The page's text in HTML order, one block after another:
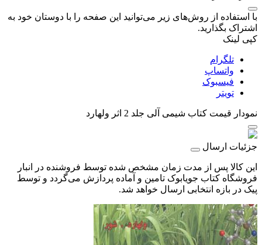
با استفاده از روش‌های زیر می‌توانید این صفحه را با دوستان خود به
اشتراک بگذارید.
کپی لینک
تلگرام
واتساپ
فیسبوک
تویتر
نمودار قیمت کتاب شیمی آلی جلد 2 اثر ولهارد
جزئیات ارسال
این کالا پس از مدت زمان مشخص شده توسط فروشنده در انبار
فروشگاه کتاب جویابوک تامین و آماده پردازش می‌گردد و توسط
پیک در بازه انتخابی ارسال خواهد شد.